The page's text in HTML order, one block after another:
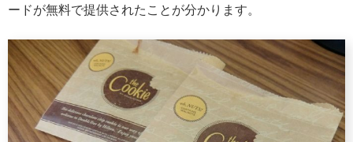
ードが無料で提供されたことが分かります。